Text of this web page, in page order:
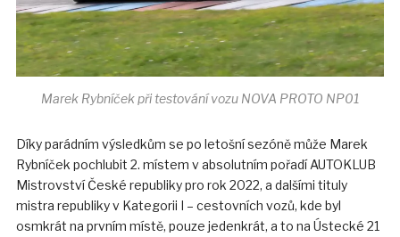
Marek Rybníček při testování vozu NOVA PROTO NP01
Díky parádním výsledkům se po letošní sezóně může Marek
Rybníček pochlubit 2. místem v absolutním pořadí AUTOKLUB
Mistrovství České republiky pro rok 2022, a dalšími tituly
mistra republiky v Kategorii I – cestovních vozů, kde byl
osmkrát na prvním místě, pouze jedenkrát, a to na Ústecké 21